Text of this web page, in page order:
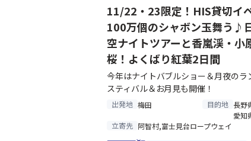
11/22・23限定！HIS貸切イ
100万個のシャボン玉舞う♪
空ナイトツアーと香嵐渓・小
桜！よくばり紅葉2日間
今年はナイトバブルショー＆月夜のラ
スティバル＆お月見も開催！
出発地 梅田 目的地 長野
愛知
立寄先 阿智村,富士見台ロープウェイ